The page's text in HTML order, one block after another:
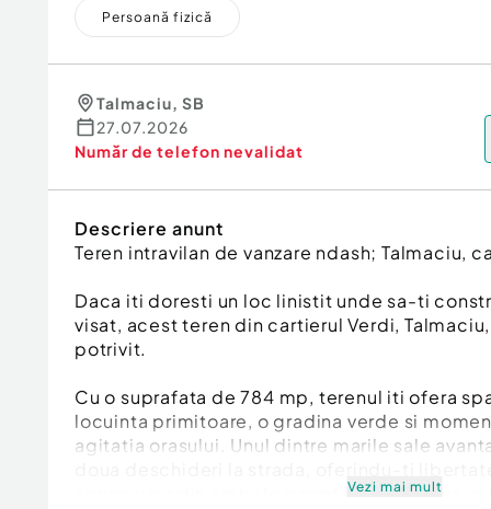
Persoană fizică
Talmaciu, SB
27.07.2026
Număr de telefon nevalidat
Descriere anunt
Teren intravilan de vanzare ndash; Talmaciu,
Daca iti doresti un loc linistit unde sa-ti
visat, acest teren din cartierul Verdi,
potrivit.
Cu o suprafata de 784 mp, terenul iti ofera
locuinta primitoare, o gradina verde si
agitatia orasului. Unul dintre marile sale
acces usor din ambele capete. Icirc;n plus,
Vezi mai mult